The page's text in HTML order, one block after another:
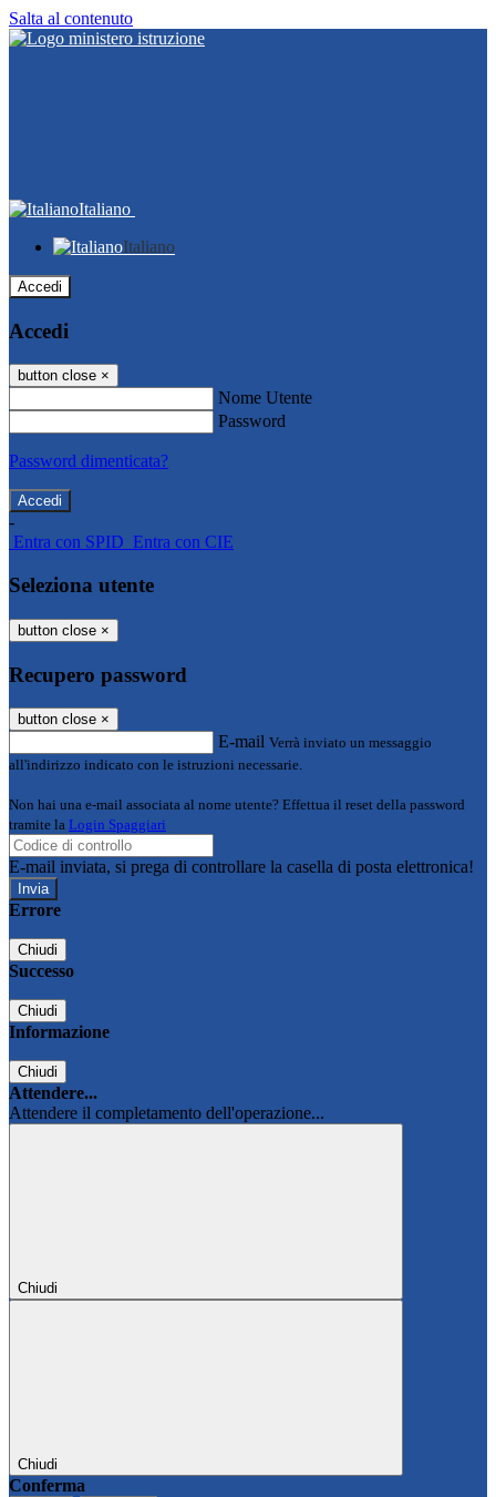
Salta al contenuto
Italiano
Italiano
Accedi
Accedi
button close ×
Nome Utente
Password
Password dimenticata?
-
Entra con SPID Entra con CIE
Seleziona utente
button close ×
Recupero password
button close ×
E-mail Verrà inviato un messaggio
all'indirizzo indicato con le istruzioni necessarie.
Non hai una e-mail associata al nome utente? Effettua il reset della password
tramite la Login Spaggiari
E-mail inviata, si prega di controllare la casella di posta elettronica!
Errore
Chiudi
Successo
Chiudi
Informazione
Chiudi
Attendere...
Attendere il completamento dell'operazione...
Chiudi
Chiudi
Conferma